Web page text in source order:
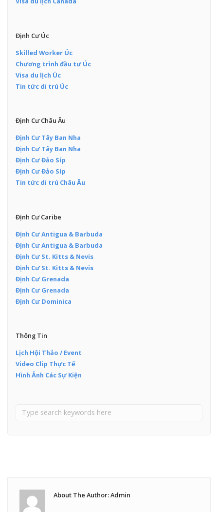
Định Cư Úc
Skilled Worker Úc
Chương trình đầu tư Úc
Visa du lịch Úc
Tin tức di trú Úc
Định Cư Châu Âu
Định Cư Tây Ban Nha
Định Cư Tây Ban Nha
Định Cư Đảo Síp
Định Cư Đảo Síp
Tin tức di trú Châu Âu
Định Cư Caribe
Định Cư Antigua & Barbuda
Định Cư Antigua & Barbuda
Định Cư St. Kitts & Nevis
Định Cư St. Kitts & Nevis
Định Cư Grenada
Định Cư Grenada
Định Cư Dominica
Thông Tin
Lịch Hội Thảo / Event
Video Clip Thực Tế
Hình Ảnh Các Sự Kiện
About The Author: Admin